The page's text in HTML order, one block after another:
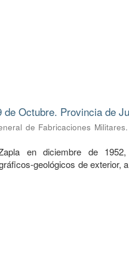
Octubre. Provincia de
de Fabricaciones
en diciembre de 1952,
geológicos de exterior,